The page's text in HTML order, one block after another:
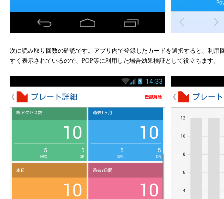
次に読み取り回数の確認です。アプリ内で登録したカードを選択すると、利
すく表示されているので、POP等に利用した場合効果検証として役立ちます。